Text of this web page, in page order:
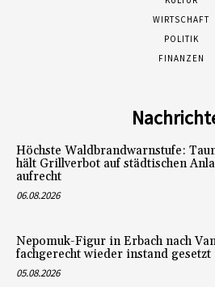
WIRTSCHAFT
POLITIK
FINANZEN
Höchste Waldbrandwarnstufe:
hält Grillverbot auf städtischen
aufrecht
06.08.2026
Nepomuk-Figur in Erbach nach
fachgerecht wieder instand gesetzt
05.08.2026